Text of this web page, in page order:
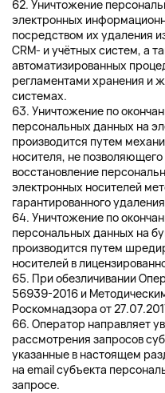
62. Уничтожение
электронных
посредством их удаления
CRM- и учётных систем, а
автоматизированных
регламентами хранения и
системах.
63. Уничтожение по
персональных данных на
производится путем
носителя, не
восстановление
электронных носителей
гарантированного
64. Уничтожение по
персональных данных на
производится путем
носителей в
65. При обезличивании
56939-2016 и
Роскомнадзора от
66. Оператор направляет
рассмотрения запросов
указанные в настоящем
на email субъекта
запросе.